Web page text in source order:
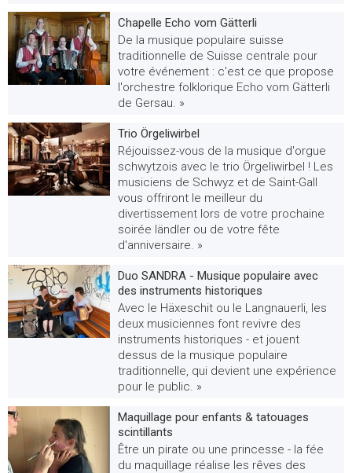
Chapelle Echo vom Gätterli
De la musique populaire suisse
traditionnelle de Suisse centrale pour
votre événement : c'est ce que propose
l'orchestre folklorique Echo vom Gätterli
de Gersau. »
Trio Örgeliwirbel
Réjouissez-vous de la musique d'orgue
schwytzois avec le trio Örgeliwirbel ! Les
musiciens de Schwyz et de Saint-Gall
vous offriront le meilleur du
divertissement lors de votre prochaine
soirée ländler ou de votre fête
d'anniversaire. »
Duo SANDRA - Musique populaire avec
des instruments historiques
Avec le Häxeschit ou le Langnauerli, les
deux musiciennes font revivre des
instruments historiques - et jouent
dessus de la musique populaire
traditionnelle, qui devient une expérience
pour le public. »
Maquillage pour enfants & tatouages
scintillants
Être un pirate ou une princesse - la fée
du maquillage réalise les rêves des